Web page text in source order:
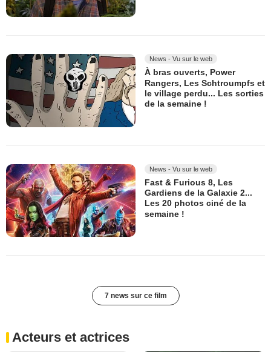
News - Vu sur le web
À bras ouverts, Power
Rangers, Les Schtroumpfs et
le village perdu... Les sorties
de la semaine !
News - Vu sur le web
Fast & Furious 8, Les
Gardiens de la Galaxie 2...
Les 20 photos ciné de la
semaine !
7 news sur ce film
Acteurs et actrices